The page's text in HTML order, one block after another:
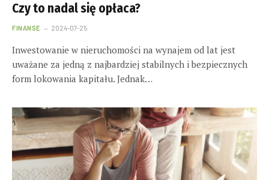
Czy to nadal się opłaca?
FINANSE 2024-07-25
Inwestowanie w nieruchomości na wynajem od lat jest
uważane za jedną z najbardziej stabilnych i bezpiecznych
form lokowania kapitału. Jednak…